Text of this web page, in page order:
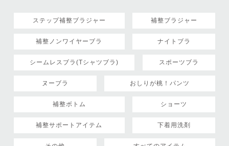
ステップ補整ブラジャー 補整ブラジャー
補整ノンワイヤーブラ ナイトブラ
シームレスブラ(Tシャツブラ) スポーツブラ
ヌーブラ おしりが桃！パンツ
補整ボトム ショーツ
補整サポートアイテム 下着用洗剤